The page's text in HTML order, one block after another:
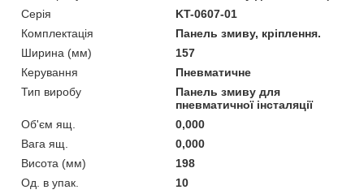
Серія
KT-0607-01
Комплектація
Панель змиву, кріплення.
Ширина (мм)
157
Керування
Пневматичне
Тип виробу
Панель змиву для
пневматичної інсталяції
Об'єм ящ.
0,000
Вага ящ.
0,000
Висота (мм)
198
Од. в упак.
10